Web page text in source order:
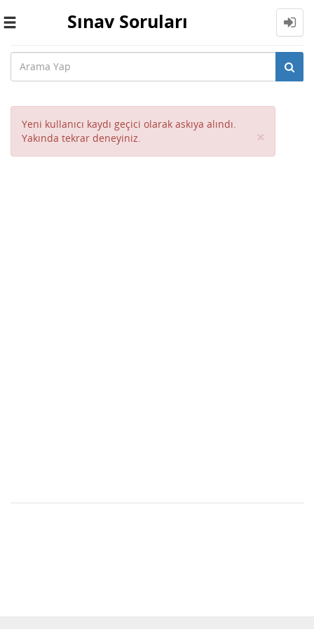
Toggle
Sınav Soruları
Yeni kullanıcı kaydı geçici olarak askıya alındı.
Yakında tekrar deneyiniz.
×